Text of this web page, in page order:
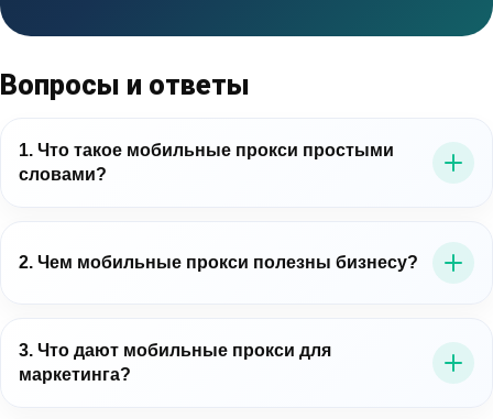
Вопросы и ответы
1. Что такое мобильные прокси простыми
словами?
мобильные IP-адреса операторов связи. Для бизнеса
это важно потому, что позволяет работать в среде,
2. Чем мобильные прокси полезны бизнесу?
проверять цифровые процессы: рекламу, лендинги,
мобильные сценарии, витрины, публичные данные и
3. Что дают мобильные прокси для
маркетинга?